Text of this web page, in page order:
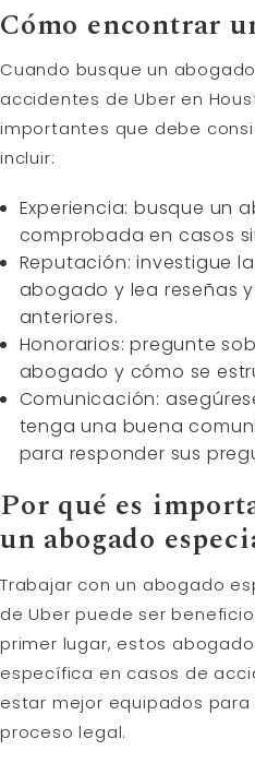
Cómo encontrar
Cuando busque un
accidentes de Uber en
importantes que debe
incluir:
Experiencia: busque un
comprobada en casos
Reputación: investigue
abogado y lea reseñas
anteriores.
Honorarios: pregunte
abogado y cómo se
Comunicación:
tenga una buena
para responder sus
Por qué es
un abogado
Trabajar con un abogado
de Uber puede ser
primer lugar, estos
específica en casos de
estar mejor equipados
proceso legal.